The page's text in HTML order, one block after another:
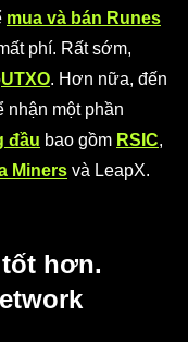
mua và bán Runes
phí. Rất sớm,
UTXO. Hơn nữa, đến
nhận một phần
đầu bao gồm RSIC,
Miners và LeapX.
hơn.